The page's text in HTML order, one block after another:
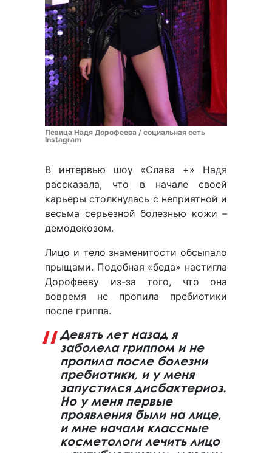
Певица Надя Дорофеева / социальная сеть
Instagram
В интервью шоу «Слава +» Надя
рассказала, что в начале своей
карьеры столкнулась с неприятной и
весьма серьезной болезнью кожи –
демодекозом.
Лицо и тело знаменитости обсыпало
прыщами. Подобная «беда» настигла
Дорофееву из-за того, что она
вовремя не пропила пребиотики
после гриппа.
Девять лет назад я
заболела гриппом и не
пропила после болезни
пребиотики, и у меня
запустился дисбактериоз.
Но у меня первые
проявления были на лице,
и мне начали классные
косметологи лечить лицо